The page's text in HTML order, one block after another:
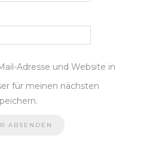
Adresse und Website in
für meinen nächsten